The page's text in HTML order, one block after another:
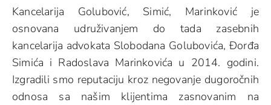
Kancelarija Golubović, Simić, Marinković je
osnovana udruživanjem do tada zasebnih
kancelarija advokata Slobodana Golubovića, Đorđa
Simića i Radoslava Marinkovića u 2014. godini.
Izgradili smo reputaciju kroz negovanje dugoročnih
odnosa sa našim klijentima zasnovanim na